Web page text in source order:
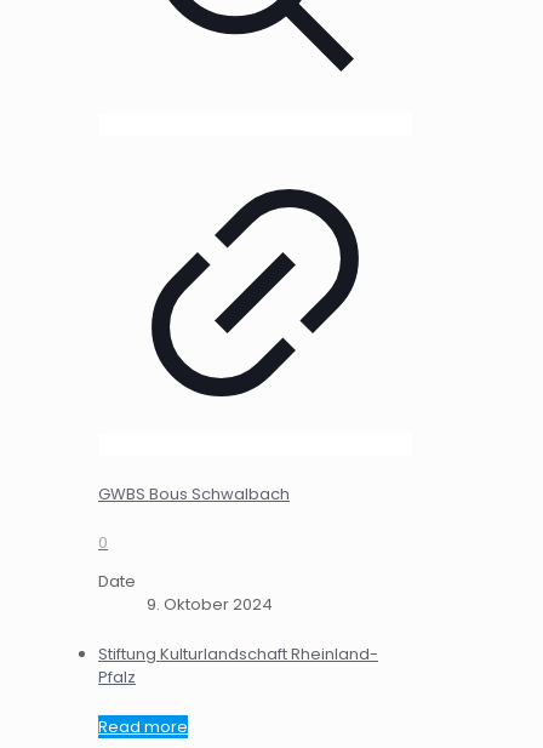
GWBS Bous Schwalbach
0
Date
9. Oktober 2024
Stiftung Kulturlandschaft Rheinland-
Pfalz
Read more